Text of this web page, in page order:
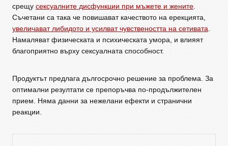
срещу сексуалните дисфункции при мъжете и жените.
Съчетани са така че повишават качеството на ерекцията,
увеличават либидото и усилват чувствеността на сетивата.
Намаляват физическата и психическата умора, и влияят
благоприятно върху сексуалната способност.
Продуктът предлага дългосрочно решение за проблема. За
оптимални резултати се препоръчва по-продължителен
прием. Няма данни за нежелани ефекти и странични
реакции.